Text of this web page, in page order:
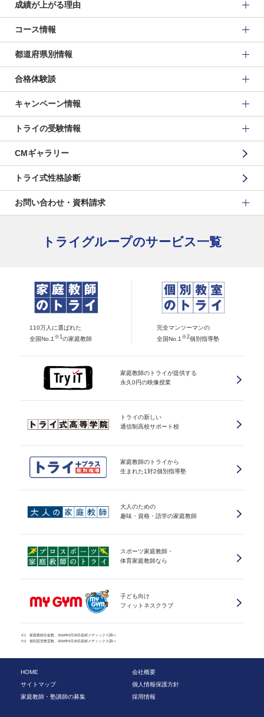
成績が上がる理由
コース情報
都道府県別情報
合格体験談
キャンペーン情報
トライの受験情報
CMギャラリー
トライ式性格診断
お問い合わせ・資料請求
トライグループのサービス一覧
110万人に選ばれた
全国No.1 ※1 の家庭教師
完全マンツーマンの
全国No.1 ※2個別指導塾
家庭教師のトライが提供する
永久0円の映像授業
トライの新しい
通信制高校サポート校
家庭教師のトライから
生まれた1対2個別指導塾
大人のための
趣味・資格・語学の家庭教師
スポーツ家庭教師・
体育家庭教師なら
子ども向け
フィットネスクラブ
※1 家庭教師生徒数、2016年5月20日産經メディックス調べ
※2 個別直営教室数、2016年5月20日産經メディックス調べ
HOME
会社概要
サイトマップ
個人情報保護方針
家庭教師・塾講師の募集
採用情報